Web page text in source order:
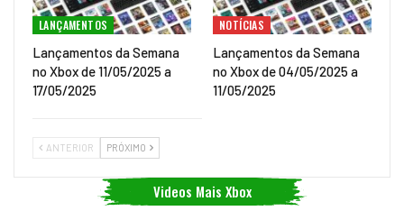
LANÇAMENTOS
Lançamentos da Semana
no Xbox de 11/05/2025 a
17/05/2025
NOTÍCIAS
Lançamentos da Semana
no Xbox de 04/05/2025 a
11/05/2025
ANTERIOR PRÓXIMO
Videos Mais Xbox